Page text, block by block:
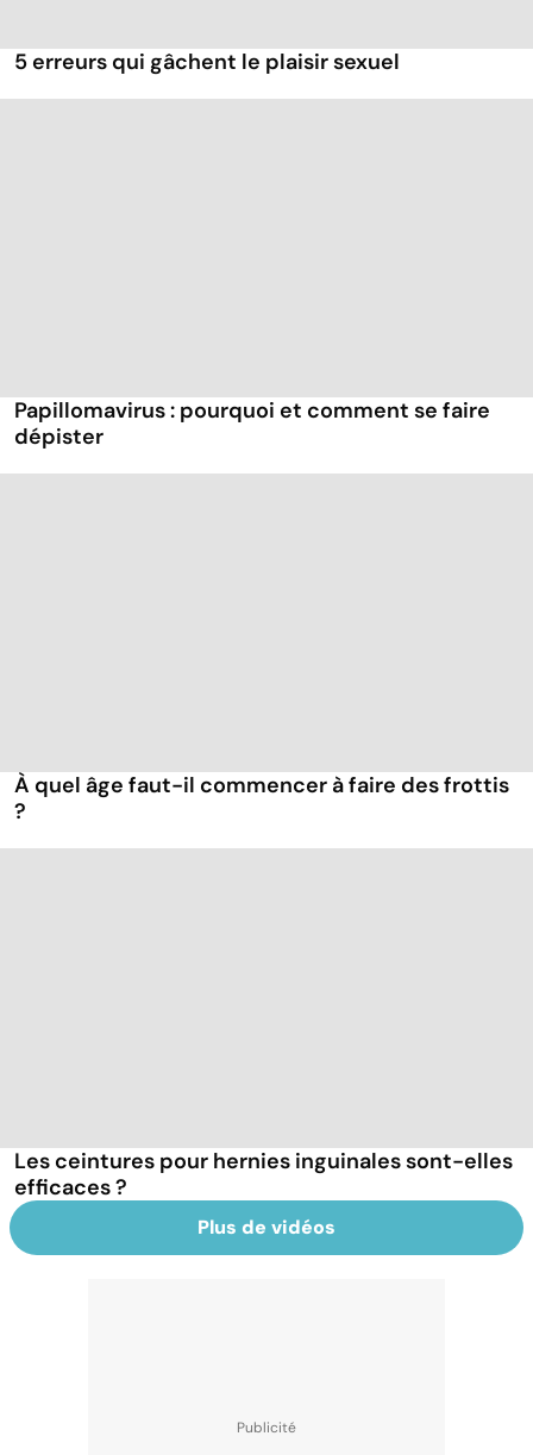
5 erreurs qui gâchent le plaisir sexuel
Papillomavirus : pourquoi et comment se faire
dépister
À quel âge faut-il commencer à faire des frottis
?
Les ceintures pour hernies inguinales sont-elles
efficaces ?
Plus de vidéos